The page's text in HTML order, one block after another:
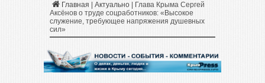
Главная Актуально
Глава Крыма Сергей
Аксёнов о труде соцработников: «Высокое
служение, требующее напряжения душевных
сил»